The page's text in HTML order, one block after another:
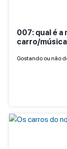
007: qual é
carro/
Gostando ou não